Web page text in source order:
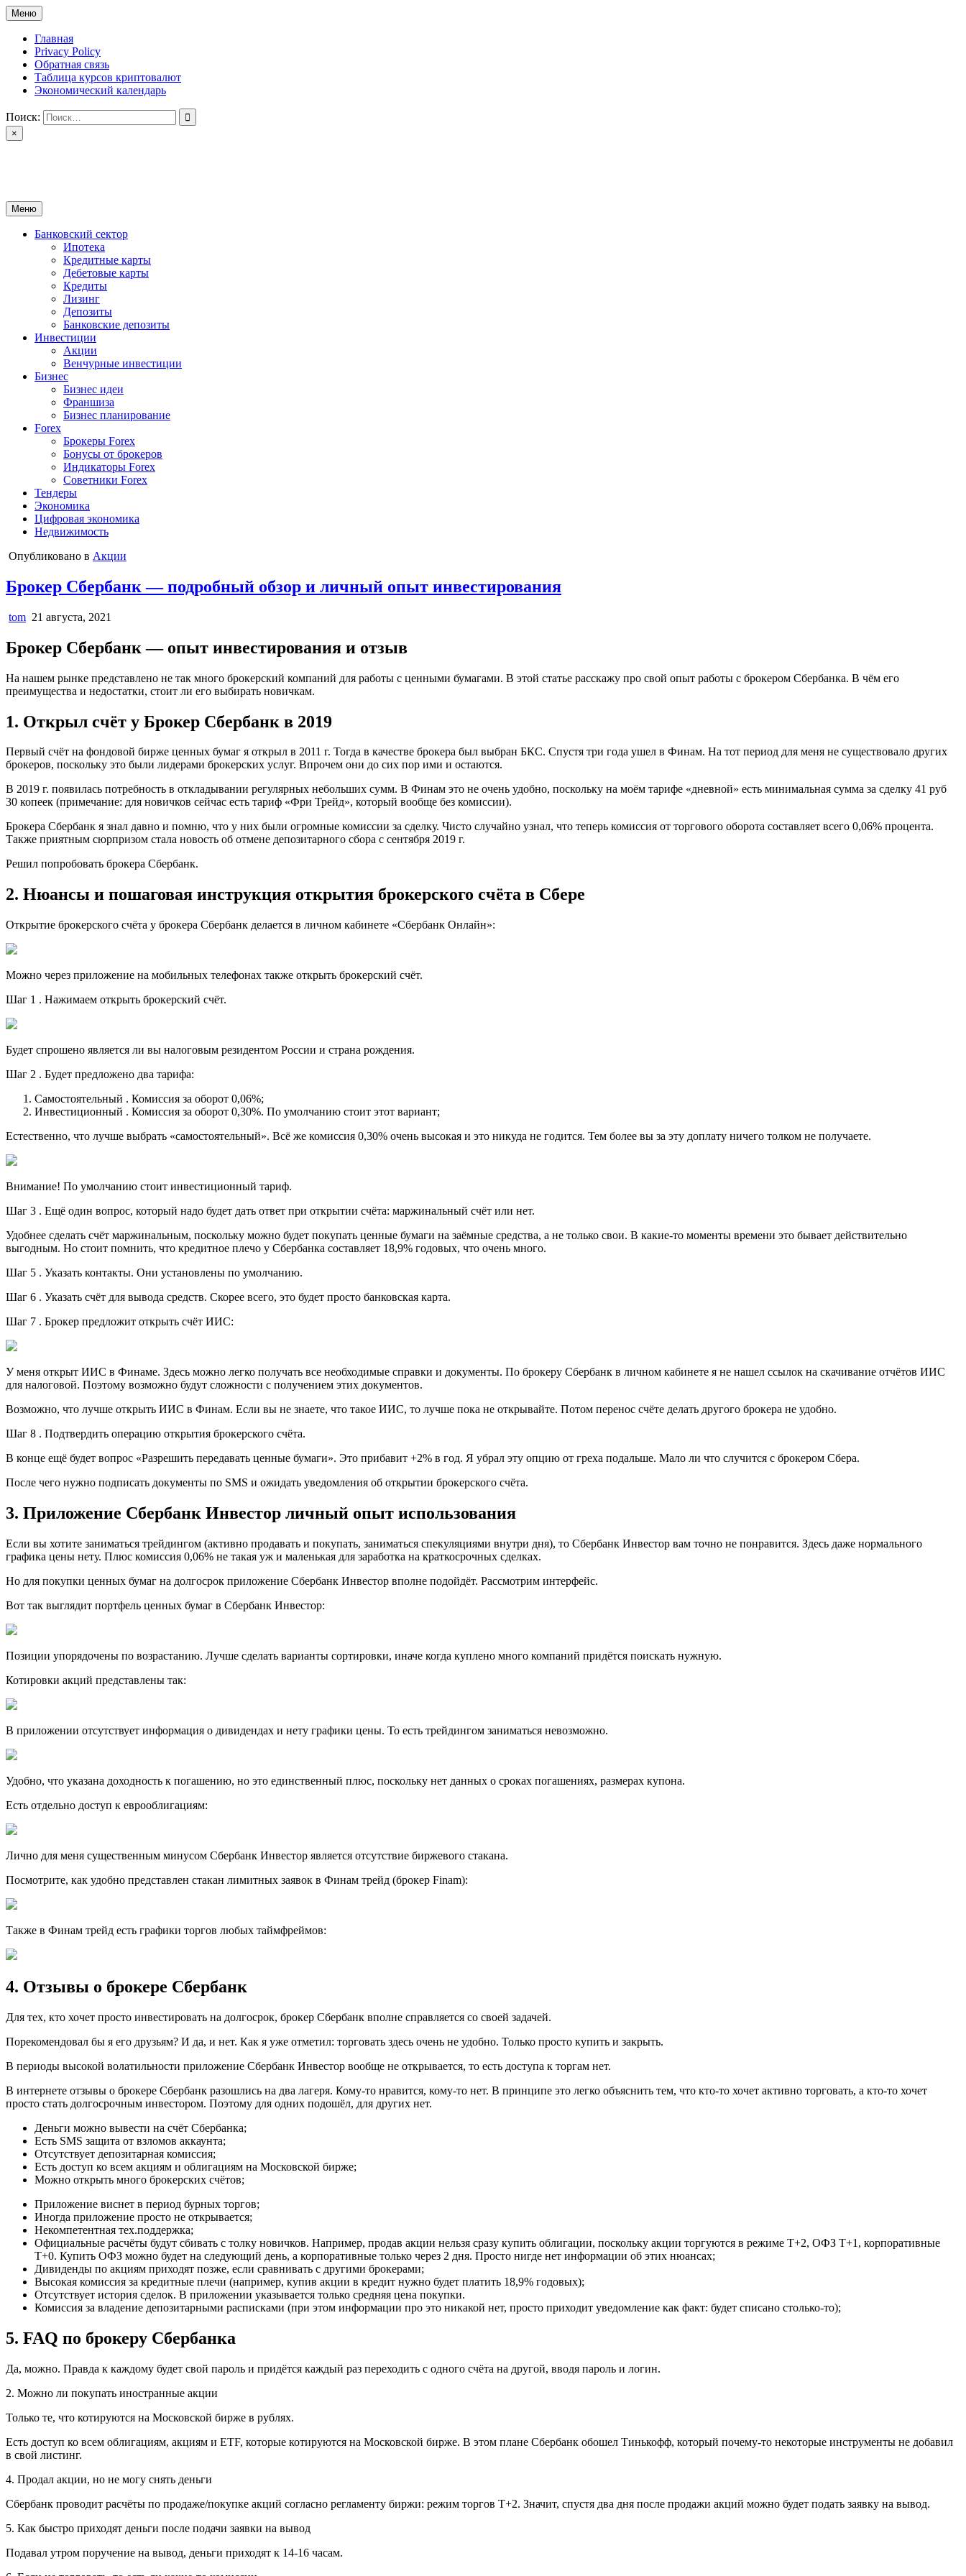
Перейти
к
содержимому
Меню
Главная
Privacy Policy
Обратная связь
Таблица курсов криптовалют
Экономический календарь
Поиск:
×
Меню
Банковский сектор
Ипотека
Кредитные карты
Дебетовые карты
Кредиты
Лизинг
Депозиты
Банковские депозиты
Инвестиции
Акции
Венчурные инвестиции
Бизнес
Бизнес идеи
Франшиза
Бизнес планирование
Forex
Брокеры Forex
Бонусы от брокеров
Индикаторы Forex
Советники Forex
Тендеры
Экономика
Цифровая экономика
Недвижимость
Опубликовано в Акции
Брокер Сбербанк — подробный обзор и личный опыт инвестирования
tom 21 августа, 2021
Брокер Сбербанк — опыт инвестирования и отзыв
На нашем рынке представлено не так много брокерский компаний для работы с ценными бумагами. В этой статье расскажу про свой опыт работы с брокером Сбербанка. В чём его
преимущества и недостатки, стоит ли его выбирать новичкам.
1. Открыл счёт у Брокер Сбербанк в 2019
Первый счёт на фондовой бирже ценных бумаг я открыл в 2011 г. Тогда в качестве брокера был выбран БКС. Спустя три года ушел в Финам. На тот период для меня не существовало других
брокеров, поскольку это были лидерами брокерских услуг. Впрочем они до сих пор ими и остаются.
В 2019 г. появилась потребность в откладывании регулярных небольших сумм. В Финам это не очень удобно, поскольку на моём тарифе «дневной» есть минимальная сумма за сделку 41 руб
30 копеек (примечание: для новичков сейчас есть тариф «Фри Трейд», который вообще без комиссии).
Брокера Сбербанк я знал давно и помню, что у них были огромные комиссии за сделку. Чисто случайно узнал, что теперь комиссия от торгового оборота составляет всего 0,06% процента.
Также приятным сюрпризом стала новость об отмене депозитарного сбора с сентября 2019 г.
Решил попробовать брокера Сбербанк.
2. Нюансы и пошаговая инструкция открытия брокерского счёта в Сбере
Открытие брокерского счёта у брокера Сбербанк делается в личном кабинете «Сбербанк Онлайн»:
Можно через приложение на мобильных телефонах также открыть брокерский счёт.
Шаг 1 . Нажимаем открыть брокерский счёт.
Будет спрошено является ли вы налоговым резидентом России и страна рождения.
Шаг 2 . Будет предложено два тарифа:
Самостоятельный . Комиссия за оборот 0,06%;
Инвестиционный . Комиссия за оборот 0,30%. По умолчанию стоит этот вариант;
Естественно, что лучше выбрать «самостоятельный». Всё же комиссия 0,30% очень высокая и это никуда не годится. Тем более вы за эту доплату ничего толком не получаете.
Внимание! По умолчанию стоит инвестиционный тариф.
Шаг 3 . Ещё один вопрос, который надо будет дать ответ при открытии счёта: маржинальный счёт или нет.
Удобнее сделать счёт маржинальным, поскольку можно будет покупать ценные бумаги на заёмные средства, а не только свои. В какие-то моменты времени это бывает действительно
выгодным. Но стоит помнить, что кредитное плечо у Сбербанка составляет 18,9% годовых, что очень много.
Шаг 5 . Указать контакты. Они установлены по умолчанию.
Шаг 6 . Указать счёт для вывода средств. Скорее всего, это будет просто банковская карта.
Шаг 7 . Брокер предложит открыть счёт ИИС:
У меня открыт ИИС в Финаме. Здесь можно легко получать все необходимые справки и документы. По брокеру Сбербанк в личном кабинете я не нашел ссылок на скачивание отчётов ИИС
для налоговой. Поэтому возможно будут сложности с получением этих документов.
Возможно, что лучше открыть ИИС в Финам. Если вы не знаете, что такое ИИС, то лучше пока не открывайте. Потом перенос счёте делать другого брокера не удобно.
Шаг 8 . Подтвердить операцию открытия брокерского счёта.
В конце ещё будет вопрос «Разрешить передавать ценные бумаги». Это прибавит +2% в год. Я убрал эту опцию от греха подальше. Мало ли что случится с брокером Сбера.
После чего нужно подписать документы по SMS и ожидать уведомления об открытии брокерского счёта.
3. Приложение Сбербанк Инвестор личный опыт использования
Если вы хотите заниматься трейдингом (активно продавать и покупать, заниматься спекуляциями внутри дня), то Сбербанк Инвестор вам точно не понравится. Здесь даже нормального
графика цены нету. Плюс комиссия 0,06% не такая уж и маленькая для заработка на краткосрочных сделках.
Но для покупки ценных бумаг на долгосрок приложение Сбербанк Инвестор вполне подойдёт. Рассмотрим интерфейс.
Вот так выглядит портфель ценных бумаг в Сбербанк Инвестор:
Позиции упорядочены по возрастанию. Лучше сделать варианты сортировки, иначе когда куплено много компаний придётся поискать нужную.
Котировки акций представлены так:
В приложении отсутствует информация о дивидендах и нету графики цены. То есть трейдингом заниматься невозможно.
Удобно, что указана доходность к погашению, но это единственный плюс, поскольку нет данных о сроках погашениях, размерах купона.
Есть отдельно доступ к еврооблигациям:
Лично для меня существенным минусом Сбербанк Инвестор является отсутствие биржевого стакана.
Посмотрите, как удобно представлен стакан лимитных заявок в Финам трейд (брокер Finam):
Также в Финам трейд есть графики торгов любых таймфреймов:
4. Отзывы о брокере Сбербанк
Для тех, кто хочет просто инвестировать на долгосрок, брокер Сбербанк вполне справляется со своей задачей.
Порекомендовал бы я его друзьям? И да, и нет. Как я уже отметил: торговать здесь очень не удобно. Только просто купить и закрыть.
В периоды высокой волатильности приложение Сбербанк Инвестор вообще не открывается, то есть доступа к торгам нет.
В интернете отзывы о брокере Сбербанк разошлись на два лагеря. Кому-то нравится, кому-то нет. В принципе это легко объяснить тем, что кто-то хочет активно торговать, а кто-то хочет
просто стать долгосрочным инвестором. Поэтому для одних подошёл, для других нет.
Деньги можно вывести на счёт Сбербанка;
Есть SMS защита от взломов аккаунта;
Отсутствует депозитарная комиссия;
Есть доступ ко всем акциям и облигациям на Московской бирже;
Можно открыть много брокерских счётов;
Приложение виснет в период бурных торгов;
Иногда приложение просто не открывается;
Некомпетентная тех.поддержка;
Официальные расчёты будут сбивать с толку новичков. Например, продав акции нельзя сразу купить облигации, поскольку акции торгуются в режиме Т+2, ОФЗ Т+1, корпоративные
Т+0. Купить ОФЗ можно будет на следующий день, а корпоративные только через 2 дня. Просто нигде нет информации об этих нюансах;
Дивиденды по акциям приходят позже, если сравнивать с другими брокерами;
Высокая комиссия за кредитные плечи (например, купив акции в кредит нужно будет платить 18,9% годовых);
Отсутствует история сделок. В приложении указывается только средняя цена покупки.
Комиссия за владение депозитарными расписками (при этом информации про это никакой нет, просто приходит уведомление как факт: будет списано столько-то);
5. FAQ по брокеру Сбербанка
Да, можно. Правда к каждому будет свой пароль и придётся каждый раз переходить с одного счёта на другой, вводя пароль и логин.
2. Можно ли покупать иностранные акции
Только те, что котируются на Московской бирже в рублях.
Есть доступ ко всем облигациям, акциям и ETF, которые котируются на Московской бирже. В этом плане Сбербанк обошел Тинькофф, который почему-то некоторые инструменты не добавил
в свой листинг.
4. Продал акции, но не могу снять деньги
Сбербанк проводит расчёты по продаже/покупке акций согласно регламенту биржи: режим торгов Т+2. Значит, спустя два дня после продажи акций можно будет подать заявку на вывод.
5. Как быстро приходят деньги после подачи заявки на вывод
Подавал утром поручение на вывод, деньги приходят к 14-16 часам.